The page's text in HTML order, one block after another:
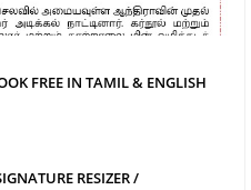
FREE IN TAMIL & ENGLISH
RESIZER /